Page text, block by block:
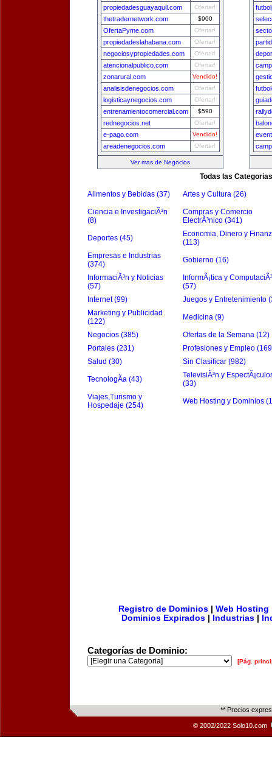
propiedadesguayaquil.com Ofertar!
thetradernetwork.com $900
OfertaPyme.com Ofertar!
propiedadeslahabana.com Ofertar!
negociosypropiedades.com Ofertar!
atencionalpublico.com Ofertar!
zonarural.com Vendido!
analisisdenegocios.com Ofertar!
logisticaynegocios.com Ofertar!
entrenamientocomercial.com $590
rednegocios.net Ofertar!
e-pago.com Vendido!
areadenegocios.com Ofertar!
Ver mas de Negocios
Todas las Categorias
Alimentos y Bebidas (37) Artes y Cultura (26)
Ciencia e InvestigaciÃ³n
(8)
Compras y Comercio
ElectrÃ³nico (341)
Deportes (45)
Economia, Dinero y
(113)
Empresas e Industrias
(374)
Gobierno (16)
InformaciÃ³n y Noticias
(57)
InformÃ¡tica y
(57)
Internet (99)
Juegos y Entretenimiento
Marketing y Publicidad
(122)
Medicina (9)
Negocios (385)
Ofertas de la Semana (12)
Portales (231)
Profesiones y Empleo
Salud (30)
Sin Clasificar (982)
TecnologÃ­a (43)
TelevisiÃ³n y
(33)
Viajes,Turismo y
Hospedaje (254)
Web Hosting y Dominios
Registro de Dominios| Web Hosting
Dominios Expirados
Industrias
Categorías de Dominio:
[Pág.
** Precios
© 2002/2022 Solo10.com